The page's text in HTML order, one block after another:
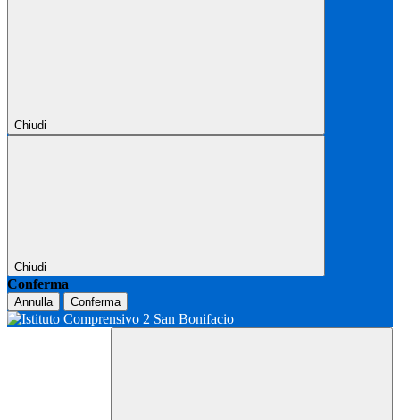
Chiudi
Chiudi
Conferma
Annulla Conferma